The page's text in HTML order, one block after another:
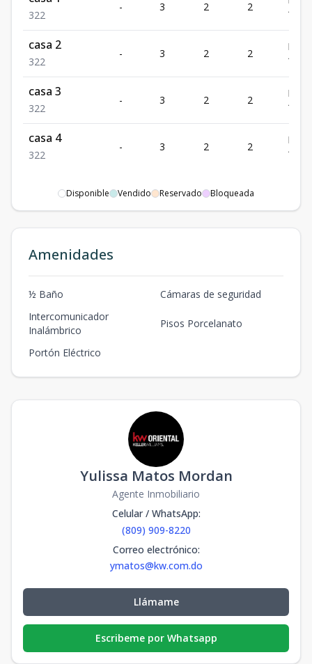
322
- 3 2 2
casa 2
322
- 3 2 2
RD$
casa 3
322
- 3 2 2
RD$
casa 4
322
- 3 2 2
RD$
Disponible Vendido Reservado Bloqueada
Amenidades
½ Baño
Cámaras de seguridad
Intercomunicador
Inalámbrico
Pisos Porcelanato
Portón Eléctrico
Yulissa Matos Mordan
Agente Inmobiliario
Celular / WhatsApp:
(809) 909-8220
Correo electrónico:
ymatos@kw.com.do
Llámame
Escribeme por Whatsapp